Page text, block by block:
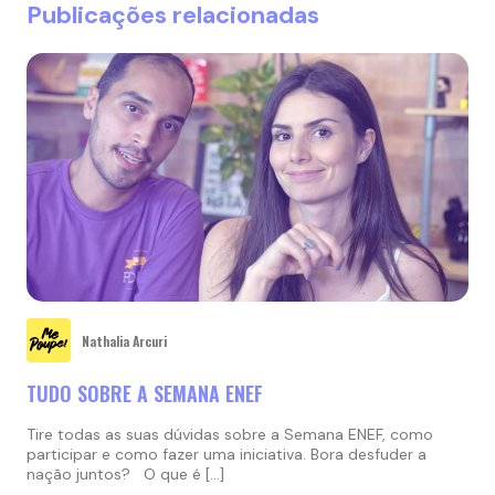
Publicações relacionadas
Nathalia Arcuri
TUDO SOBRE A SEMANA ENEF
Tire todas as suas dúvidas sobre a Semana ENEF, como
participar e como fazer uma iniciativa. Bora desfuder a
nação juntos? O que é […]